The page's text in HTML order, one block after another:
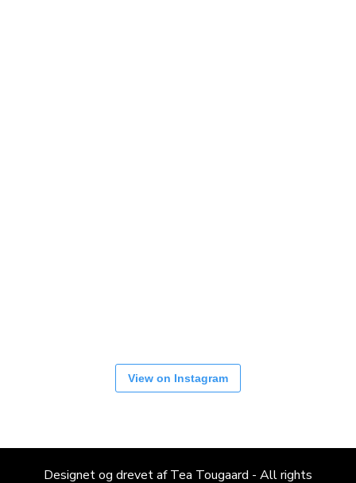
View on Instagram
Designet og drevet af Tea Tougaard - All rights